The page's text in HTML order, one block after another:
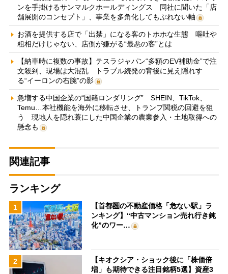
ンを手掛けるサンマルクホールディングス 同社に聞いた「店
舗展開のコンセプト」、事業を多角化してもぶれない軸
お酒を提供する店で「出禁」になる客のトホホな生態 嘔吐や
粗相だけじゃない、店側が嫌がる“最悪の客”とは
【納車時に複数の事故】テスラジャパン“多額のEV補助金”で注
文殺到、現場は大混乱 トラブル続発の背後に見え隠れす
る“イーロンの右腕”の影
急増する中国企業の“国籍ロンダリング” SHEIN、TikTok、
Temu…本社機能を海外に移転させ、トランプ関税の回避を狙
う 現地人を隠れ蓑にした中国企業の農業参入・土地取得への
懸念も
関連記事
ランキング
1
【首都圏の不動産価格「危ない駅」ラ
ンキング】“中古マンション売れ行き鈍
化”のワー…
2
【キオクシア・ショック後に「株価倍
増」も期待できる注目銘柄5選】資産3